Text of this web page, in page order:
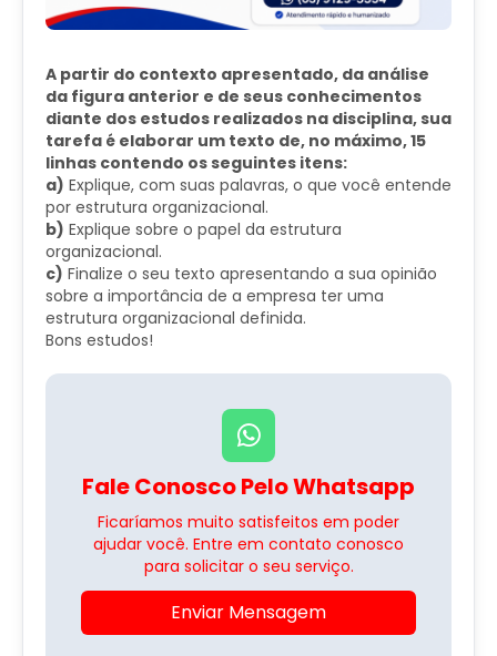
A partir do contexto apresentado, da análise
da figura anterior e de seus conhecimentos
diante dos estudos realizados na disciplina, sua
tarefa é elaborar um texto de, no máximo, 15
linhas contendo os seguintes itens:
a) Explique, com suas palavras, o que você entende
por estrutura organizacional.
b) Explique sobre o papel da estrutura
organizacional.
c) Finalize o seu texto apresentando a sua opinião
sobre a importância de a empresa ter uma
estrutura organizacional definida.
Bons estudos!
Fale Conosco Pelo Whatsapp
Ficaríamos muito satisfeitos em poder
ajudar você. Entre em contato conosco
para solicitar o seu serviço.
Enviar Mensagem